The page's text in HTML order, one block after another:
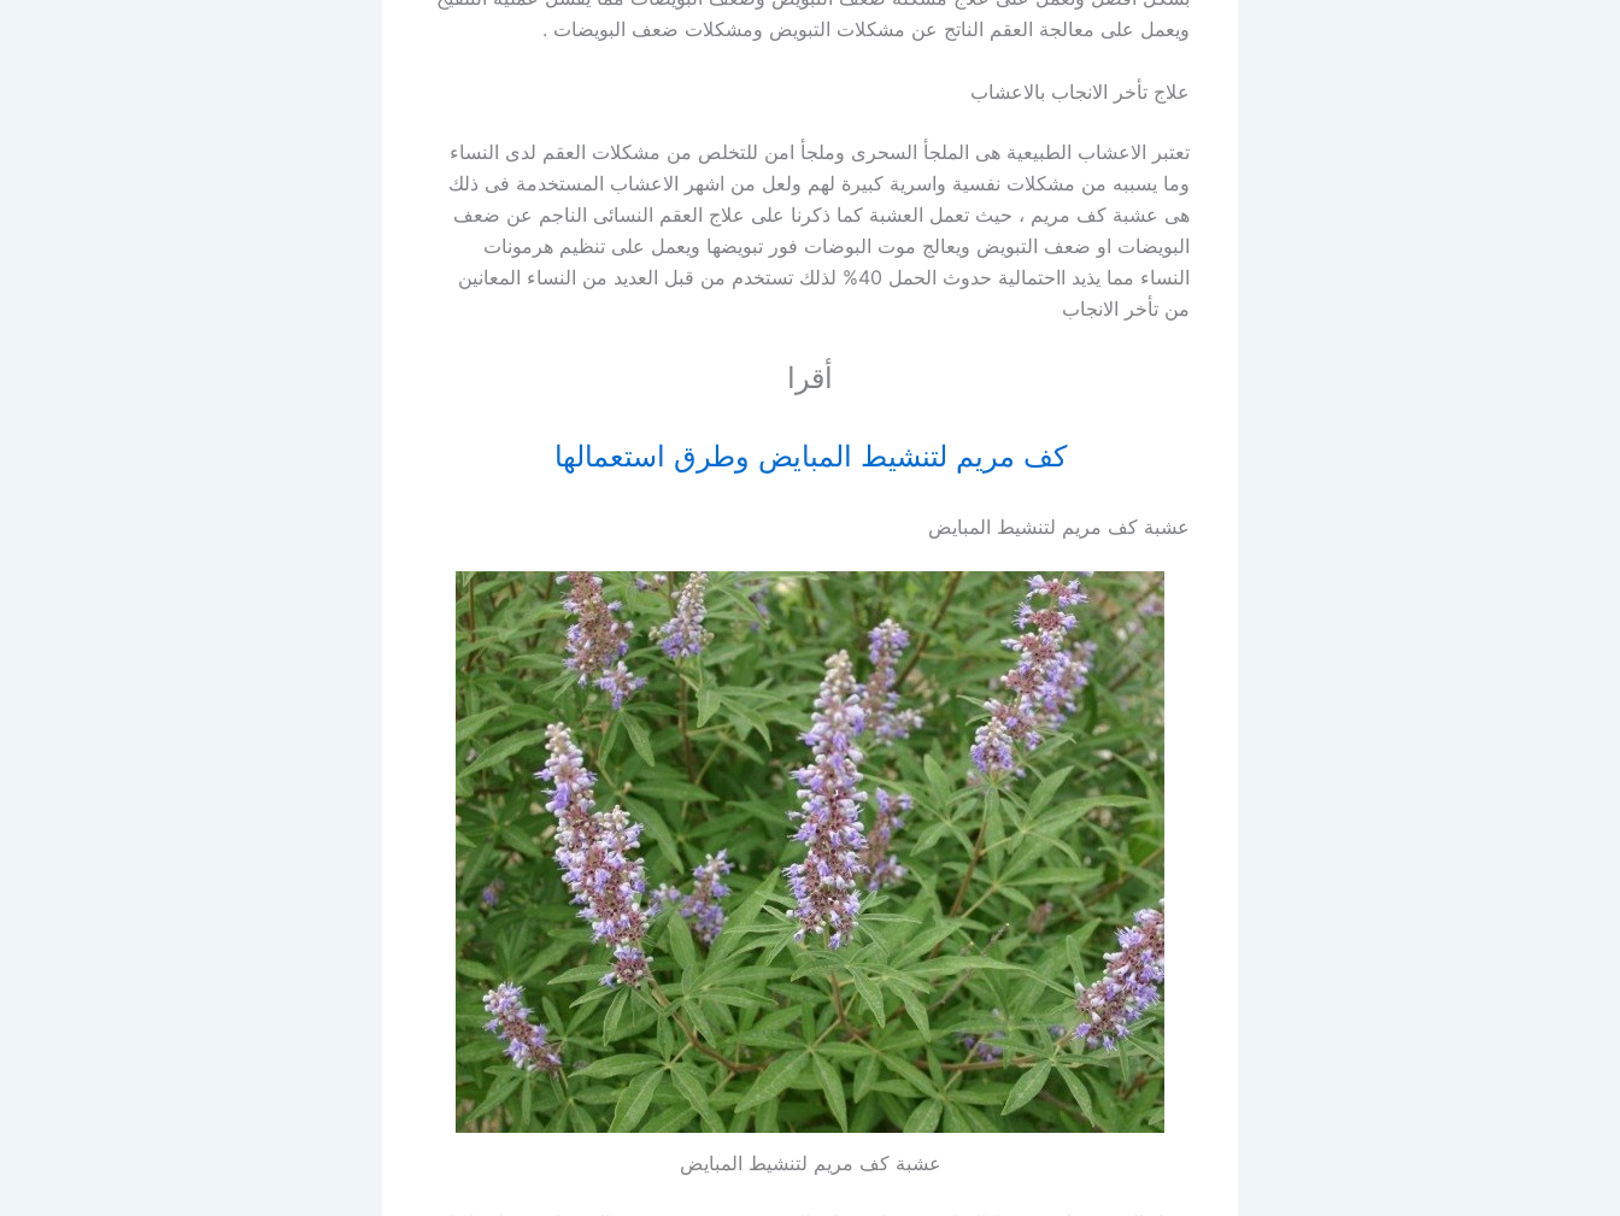
ويعمل على معالجة العقم الناتج عن مشكلات التبويض ومشكلات ضعف البويضات .
علاج تأخر الانجاب بالاعشاب
تعتبر الاعشاب الطبيعية هى الملجأ السحرى وملجأ امن للتخلص من مشكلات العقم لدى النساء
وما يسببه من مشكلات نفسية واسرية كبيرة لهم ولعل من اشهر الاعشاب المستخدمة فى ذلك
هى عشبة كف مريم ، حيث تعمل العشبة كما ذكرنا على علاج العقم النسائى الناجم عن ضعف
البويضات او ضعف التبويض ويعالج موت البوضات فور تبويضها ويعمل على تنظيم هرمونات
النساء مما يذيد ااحتمالية حدوث الحمل 40% لذلك تستخدم من قبل العديد من النساء المعانين
من تأخر الانجاب
أقرا
كف مريم لتنشيط المبايض وطرق استعمالها
عشبة كف مريم لتنشيط المبايض
عشبة كف مريم لتنشيط المبايض